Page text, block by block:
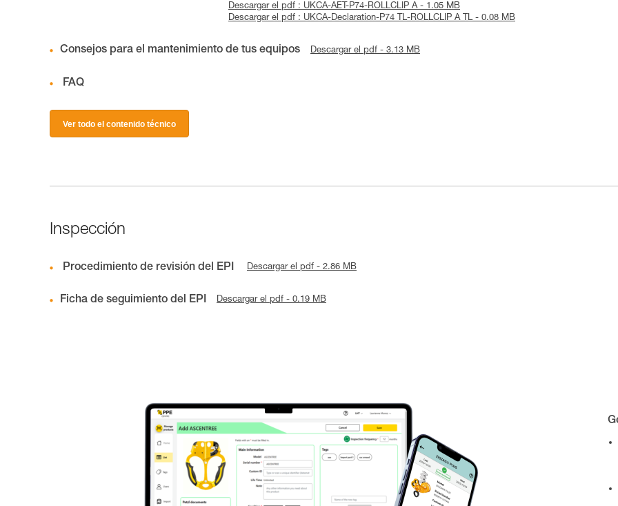
Descargar el pdf : UKCA-AET-P74-ROLLCLIP A - 1.05 MB
Descargar el pdf : UKCA-Declaration-P74 TL-ROLLCLIP A TL - 0.08 MB
Consejos para el mantenimiento de tus equipos Descargar el pdf - 3.13 MB
FAQ
Ver todo el contenido técnico
Inspección
Procedimiento de revisión del EPI Descargar el pdf - 2.86 MB
Ficha de seguimiento del EPI Descargar el pdf - 0.19 MB